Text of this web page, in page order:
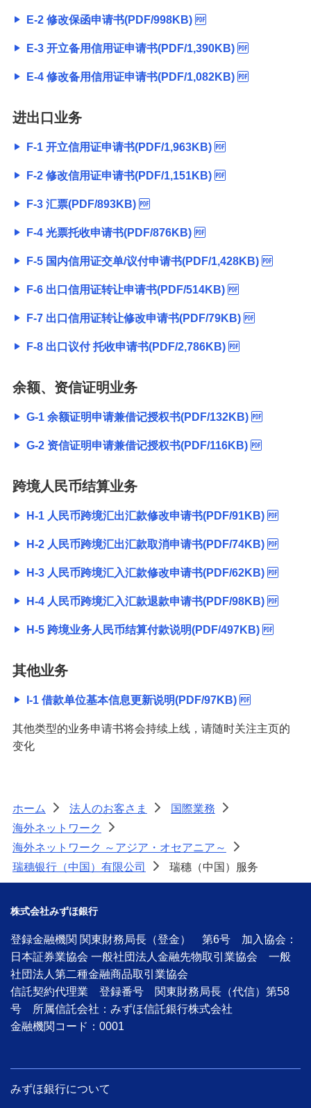
E-2 修改保函申请书(PDF/998KB)
E-3 开立备用信用证申请书(PDF/1,390KB)
E-4 修改备用信用证申请书(PDF/1,082KB)
进出口业务
F-1 开立信用证申请书(PDF/1,963KB)
F-2 修改信用证申请书(PDF/1,151KB)
F-3 汇票(PDF/893KB)
F-4 光票托收申请书(PDF/876KB)
F-5 国内信用证交单/议付申请书(PDF/1,428KB)
F-6 出口信用证转让申请书(PDF/514KB)
F-7 出口信用证转让修改申请书(PDF/79KB)
F-8 出口议付 托收申请书(PDF/2,786KB)
余额、资信证明业务
G-1 余额证明申请兼借记授权书(PDF/132KB)
G-2 资信证明申请兼借记授权书(PDF/116KB)
跨境人民币结算业务
H-1 人民币跨境汇出汇款修改申请书(PDF/91KB)
H-2 人民币跨境汇出汇款取消申请书(PDF/74KB)
H-3 人民币跨境汇入汇款修改申请书(PDF/62KB)
H-4 人民币跨境汇入汇款退款申请书(PDF/98KB)
H-5 跨境业务人民币结算付款说明(PDF/497KB)
其他业务
I-1 借款单位基本信息更新说明(PDF/97KB)
其他类型的业务申请书将会持续上线，请随时关注主页的
变化
ホーム > 法人のお客さま > 国際業務
>
海外ネットワーク
>
海外ネットワーク ～アジア・オセアニア～
>
瑞穗银行（中国）有限公司
> 瑞穗（中国）服务
株式会社みずほ銀行
登録金融機関 関東財務局長（登金） 第6号 加入協会：
日本証券業協会 一般社団法人金融先物取引業協会 一般
社団法人第二種金融商品取引業協会
信託契約代理業 登録番号 関東財務局長（代信）第58
号 所属信託会社：みずほ信託銀行株式会社
金融機関コード：0001
みずほ銀行について